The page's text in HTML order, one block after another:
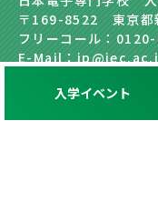
〒169-8522 東京都
フリーコール：
E-Mail：
入学イベント